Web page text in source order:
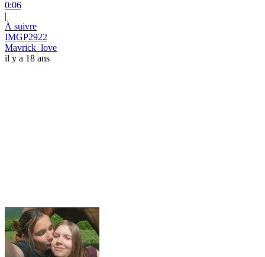
0:06
|
À suivre
IMGP2922
Mavrick_love
il y a 18 ans